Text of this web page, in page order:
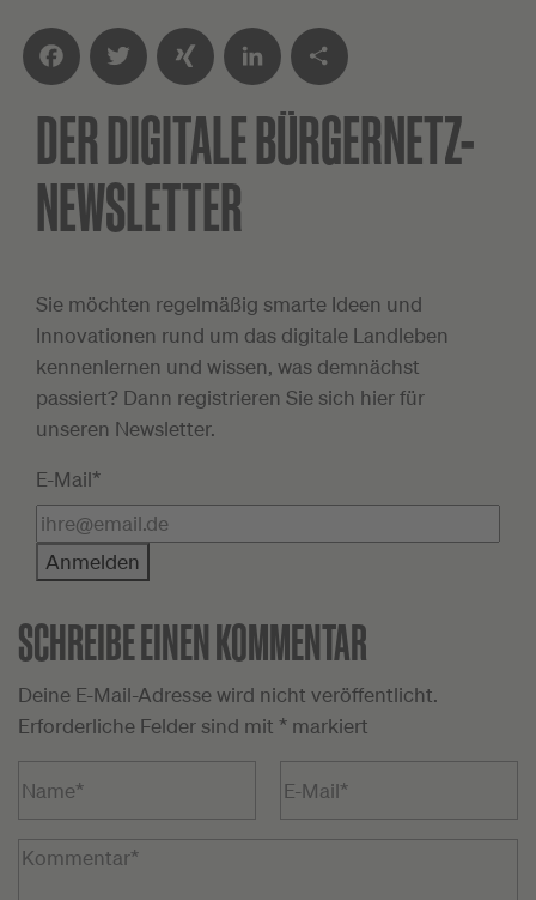
FacebookTwitter XING LinkedInTeilen
DER DIGITALEBÜRGERNETZ-
NEWSLETTER
Sie möchten regelmäßig smarte Ideen und
Innovationen rund um das digitale Landleben
kennenlernen und wissen, was demnächst
passiert? Dann registrieren Sie sich hier für
unseren Newsletter.
E-Mail*
Anmelden
SCHREIBE EINEN KOMMENTAR
Deine E-Mail-Adresse wird nicht veröffentlicht.
Erforderliche Felder sind mit * markiert